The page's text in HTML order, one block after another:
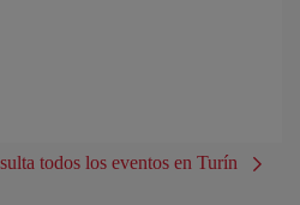
todos los eventos en Turín